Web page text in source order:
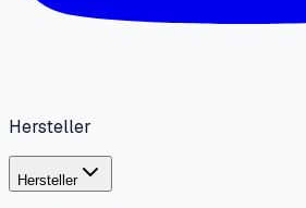
Hersteller
Hersteller